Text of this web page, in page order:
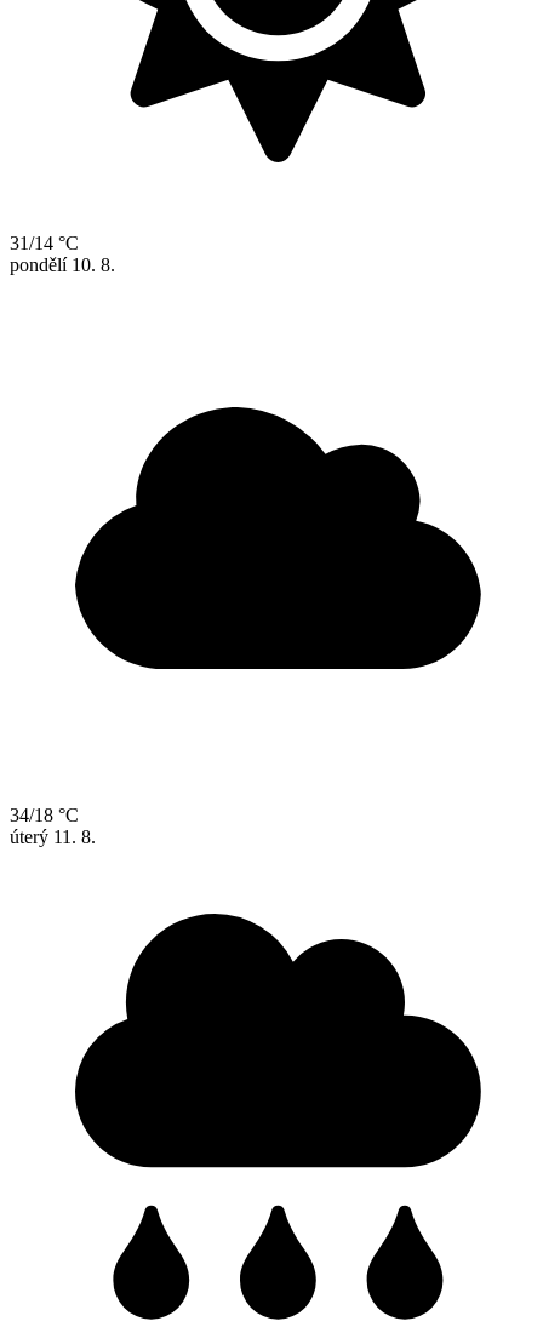
31/14 °C
pondělí 10. 8.
34/18 °C
úterý 11. 8.